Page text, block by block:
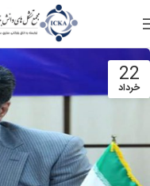
22
خرداد